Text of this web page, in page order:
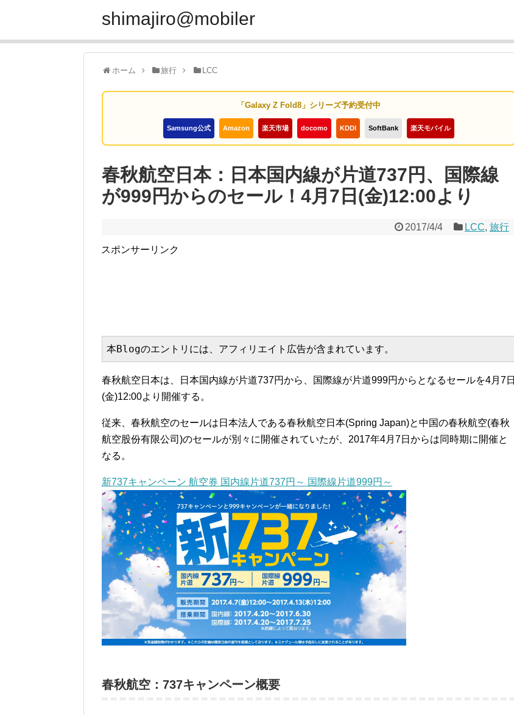
shimajiro@mobiler
ホーム 旅行 LCC
「Galaxy Z Fold8」シリーズ予約受付中
Samsung公式 Amazon 楽天市場 docomo KDDI SoftBank 楽天モバイル
春秋航空日本：日本国内線が片道737円、国際線
が999円からのセール！4月7日(金)12:00より
2017/4/4 LCC, 旅行
スポンサーリンク
本Blogのエントリには、アフィリエイト広告が含まれています。
春秋航空日本は、日本国内線が片道737円から、国際線が片道999円からとなるセールを4月7日
(金)12:00より開催する。
従来、春秋航空のセールは日本法人である春秋航空日本(Spring Japan)と中国の春秋航空(春秋
航空股份有限公司)のセールが別々に開催されていたが、2017年4月7日からは同時期に開催と
なる。
新737キャンペーン 航空券 国内線片道737円～ 国際線片道999円～
春秋航空：737キャンペーン概要